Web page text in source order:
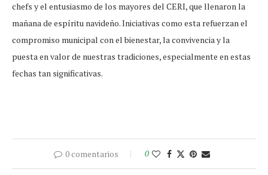
chefs y el entusiasmo de los mayores del CERI, que llenaron la
mañana de espíritu navideño. Iniciativas como esta refuerzan el
compromiso municipal con el bienestar, la convivencia y la
puesta en valor de nuestras tradiciones, especialmente en estas
fechas tan significativas.
0 comentarios 0